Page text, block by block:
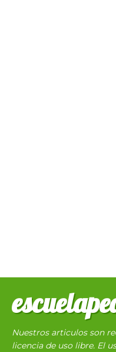
Nuestros articulos son
licencia de uso libre. El